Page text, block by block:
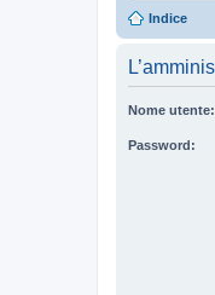
Indice
Nome utente:
Password: